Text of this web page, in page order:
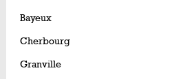
Bayeux
Cherbourg
Granville